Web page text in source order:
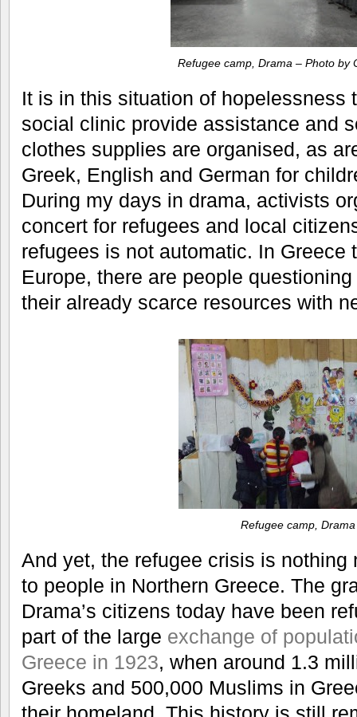
Refugee camp, Drama – Photo by
It is in this situation of hopelessness
social clinic provide assistance and
clothes supplies are organised, as
Greek, English and German for
During my days in drama, activists
concert for refugees and local
refugees is not automatic. In Greece
Europe, there are people
their already scarce resources with
Refugee camp, Drama
And yet, the refugee crisis is nothing
to people in Northern Greece. The
Drama’s citizens today have been
part of the large exchange of
Greece in 1923, when around 1.3
Greeks and 500,000 Muslims in